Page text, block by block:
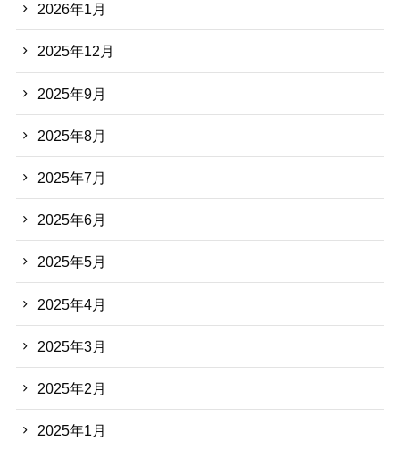
2026年1月
2025年12月
2025年9月
2025年8月
2025年7月
2025年6月
2025年5月
2025年4月
2025年3月
2025年2月
2025年1月